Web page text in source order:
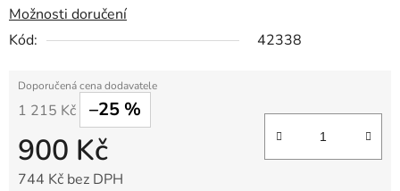
Možnosti doručení
Kód:
42338
1 215 Kč –25 %
900 Kč
744 Kč bez DPH